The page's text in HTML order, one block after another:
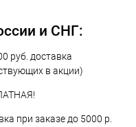
и СНГ:
руб. доставка
в акции)
при заказе до 5000 р.